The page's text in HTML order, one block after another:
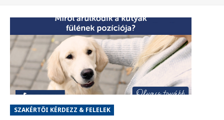
SZAKÉRTŐI KÉRDEZZ & FELELEK